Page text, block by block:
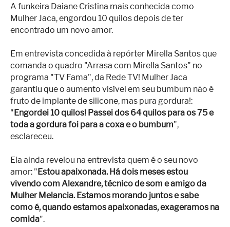
Treino
Ensaios
Concursos
Moda
Praia
Contato
A funkeira Daiane Cristina mais conhecida como
Mulher Jaca, engordou 10 quilos depois de ter
encontrado um novo amor.
Em entrevista concedida à repórter Mirella Santos que
comanda o quadro "Arrasa com Mirella Santos" no
programa "TV Fama", da Rede TV! Mulher Jaca
garantiu que o aumento visível em seu bumbum não é
fruto de implante de silicone, mas pura gordura!:
"Engordei 10 quilos! Passei dos 64 quilos para os 75 e
toda a gordura foi para a coxa e o bumbum",
esclareceu.
Ela ainda revelou na entrevista quem é o seu novo
amor: "Estou apaixonada. Há dois meses estou
vivendo com Alexandre, técnico de som e amigo da
Mulher Melancia. Estamos morando juntos e sabe
como é, quando estamos apaixonadas, exageramos na
comida".